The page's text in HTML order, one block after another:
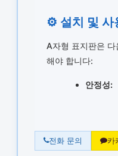
⚙️ 설치 및 사
A자형 표지판은
해야 합니다:
안정성:
전화 문의 카